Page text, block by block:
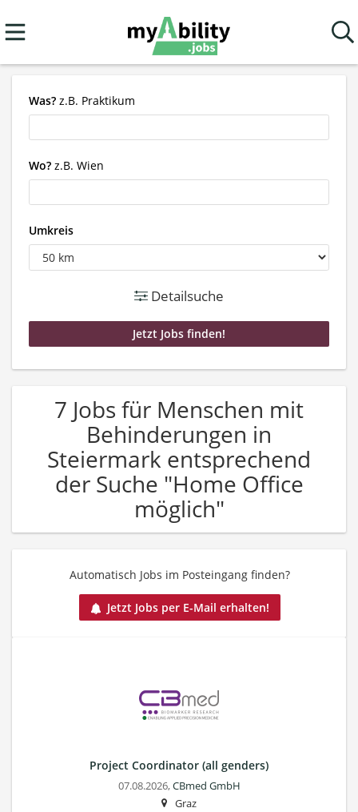
Was? z.B. Praktikum
Wo? z.B. Wien
Umkreis
Detailsuche
7 Jobs für Menschen mit
Behinderungen in
Steiermark entsprechend
der Suche "Home Office
möglich"
Automatisch Jobs im Posteingang finden?
Jetzt Jobs per E-Mail erhalten!
Project Coordinator (all genders)
07.08.2026,CBmed GmbH
Graz